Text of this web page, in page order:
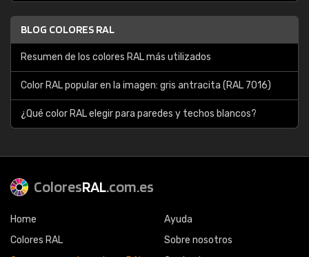
BLOG COLORES RAL
Resumen de los colores RAL más utilizados
Color RAL popular en la imagen: gris antracita (RAL 7016)
¿Qué color RAL elegir para paredes y techos blancos?
ColoresRAL.com.es
Home
Colores RAL
Ayuda
Sobre nosotros